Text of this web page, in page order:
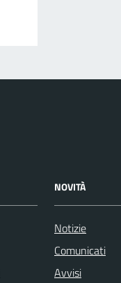
NOVITÀ
Notizie
Comunicati
Avvisi